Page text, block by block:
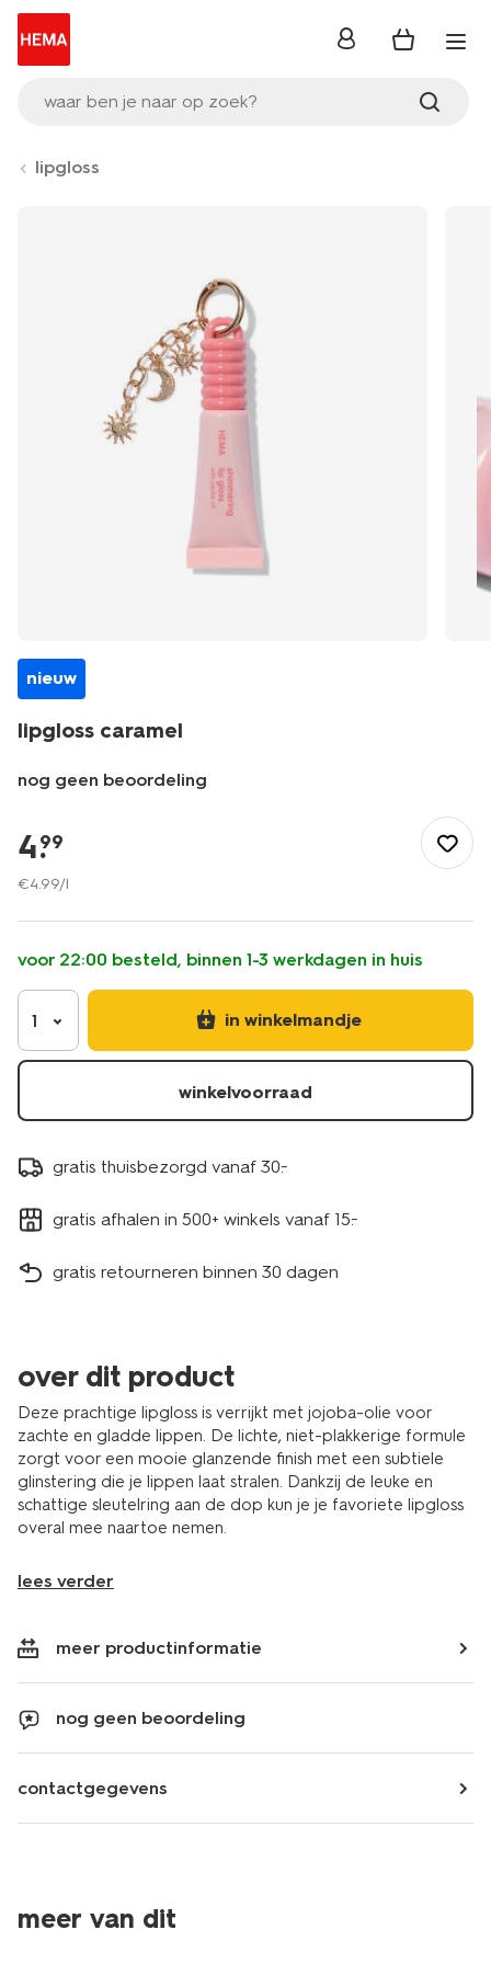
waar ben je naar op zoek?
inloggen
lipgloss
nieuw
lipgloss caramel
nog geen beoordeling
gezond/make-
up/lip/lipgloss/lipgloss-
caramel-
4.
99
€4.99/l
voor 22:00 besteld, binnen 1-3 werkdagen in huis
1 in winkelmandje
winkelvoorraad
gratis thuisbezorgd vanaf 30.-
gratis afhalen in 500+ winkels vanaf 15.-
gratis retourneren binnen 30 dagen
over dit product
Deze prachtige lipgloss is verrijkt met jojoba-olie voor
zachte en gladde lippen. De lichte, niet-plakkerige formule
zorgt voor een mooie glanzende finish met een subtiele
glinstering die je lippen laat stralen. Dankzij de leuke en
schattige sleutelring aan de dop kun je je favoriete lipgloss
overal mee naartoe nemen.
lees verder
meer productinformatie
nog geen beoordeling
contactgegevens
meer van dit
nieuw